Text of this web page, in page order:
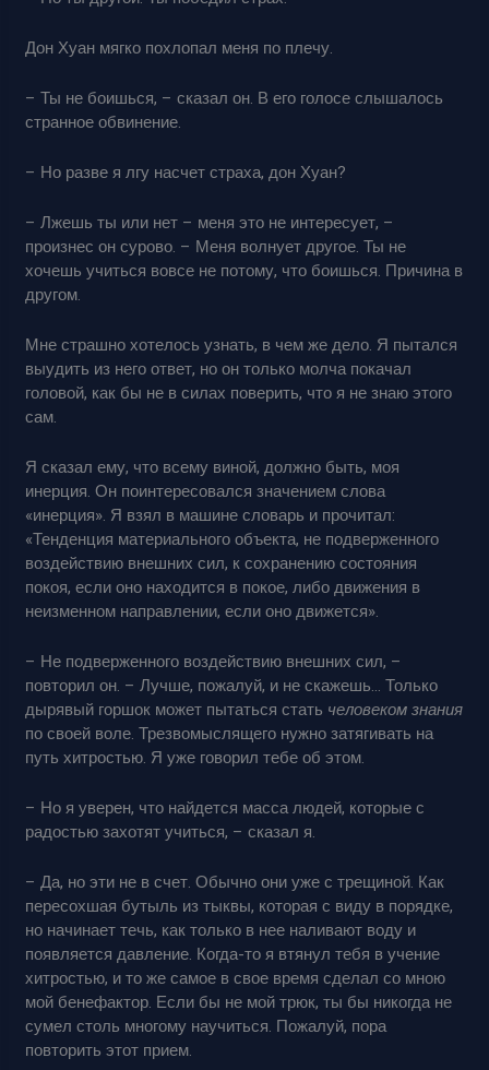
Дон Хуан мягко похлопал меня по плечу.
– Ты не боишься, – сказал он. В его голосе слышалось
странное обвинение.
– Но разве я лгу насчет страха, дон Хуан?
– Лжешь ты или нет – меня это не интересует, –
произнес он сурово. – Меня волнует другое. Ты не
хочешь учиться вовсе не потому, что боишься. Причина в
другом.
Мне страшно хотелось узнать, в чем же дело. Я пытался
выудить из него ответ, но он только молча покачал
головой, как бы не в силах поверить, что я не знаю этого
сам.
Я сказал ему, что всему виной, должно быть, моя
инерция. Он поинтересовался значением слова
«инерция». Я взял в машине словарь и прочитал:
«Тенденция материального объекта, не подверженного
воздействию внешних сил, к сохранению состояния
покоя, если оно находится в покое, либо движения в
неизменном направлении, если оно движется».
– Не подверженного воздействию внешних сил, –
повторил он. – Лучше, пожалуй, и не скажешь… Только
дырявый горшок может пытаться стать человеком знания
по своей воле. Трезвомыслящего нужно затягивать на
путь хитростью. Я уже говорил тебе об этом.
– Но я уверен, что найдется масса людей, которые с
радостью захотят учиться, – сказал я.
– Да, но эти не в счет. Обычно они уже с трещиной. Как
пересохшая бутыль из тыквы, которая с виду в порядке,
но начинает течь, как только в нее наливают воду и
появляется давление. Когда-то я втянул тебя в учение
хитростью, и то же самое в свое время сделал со мною
мой бенефактор. Если бы не мой трюк, ты бы никогда не
сумел столь многому научиться. Пожалуй, пора
повторить этот прием.